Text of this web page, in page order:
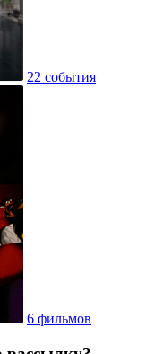
22 события
6 фильмов